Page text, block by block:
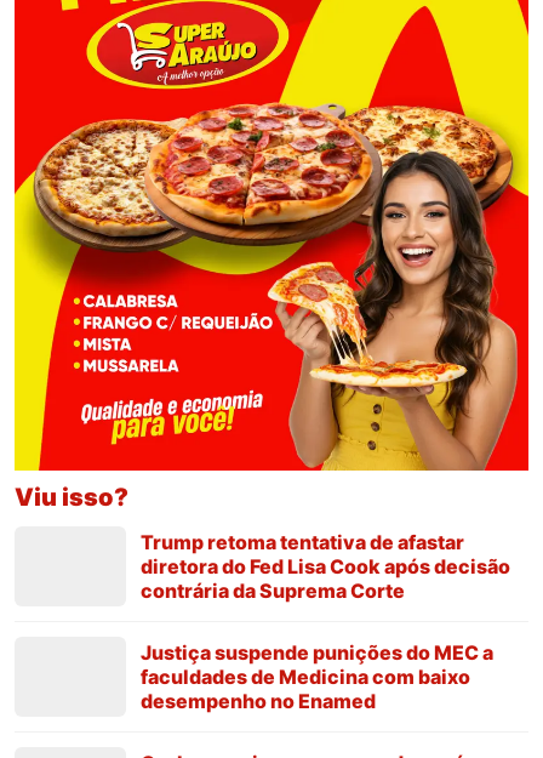
Viu isso?
Trump retoma tentativa de afastar
diretora do Fed Lisa Cook após decisão
contrária da Suprema Corte
Justiça suspende punições do MEC a
faculdades de Medicina com baixo
desempenho no Enamed